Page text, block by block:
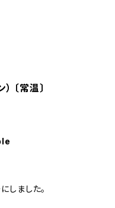
〔常温〕
しました。